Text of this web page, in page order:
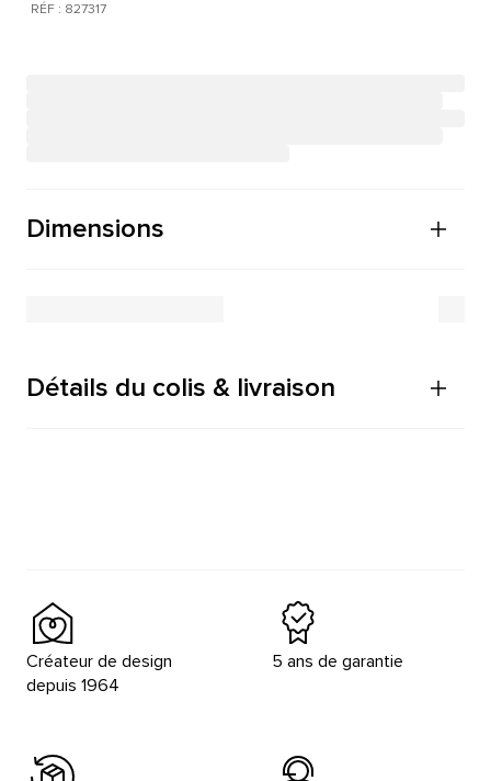
RÉF : 827317
Dimensions
Détails du colis & livraison
Créateur de design
depuis 1964
5 ans de garantie